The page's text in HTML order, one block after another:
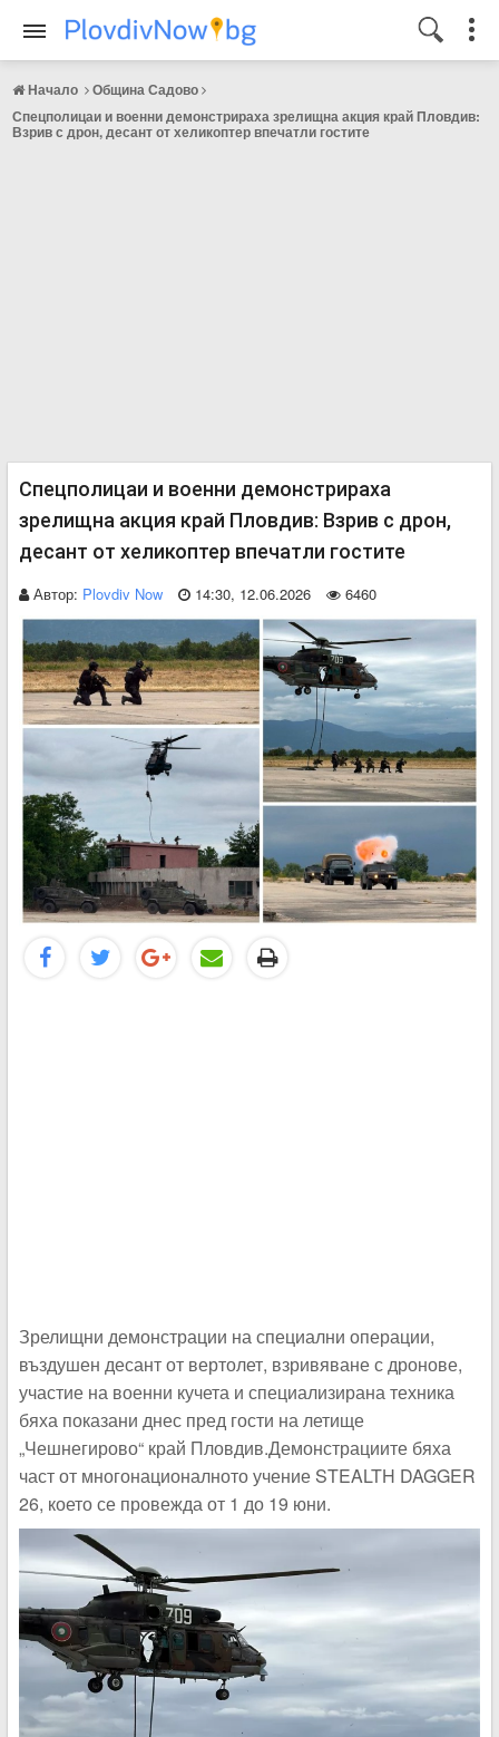
Начало
Община Садово
Спецполицаи и военни демонстрираха зрелищна акция край Пловдив:
Взрив с дрон, десант от хеликоптер впечатли гостите
Спецполицаи и военни демонстрираха
зрелищна акция край Пловдив: Взрив с дрон,
десант от хеликоптер впечатли гостите
Автор: Plovdiv Now 14:30, 12.06.2026 6460
Зрелищни демонстрации на специални операции,
въздушен десант от вертолет, взривяване с дронове,
участие на военни кучета и специализирана техника
бяха показани днес пред гости на летище
„Чешнегирово“ край Пловдив.Демонстрациите бяха
част от многонационалното учение STEALTH DAGGER
26, което се провежда от 1 до 19 юни.